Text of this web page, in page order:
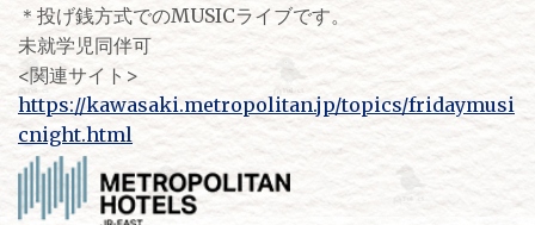
＊投げ銭方式でのMUSICライブです。
未就学児同伴可
<関連サイト>
https://kawasaki.metropolitan.jp/topics/fridaymusi
cnight.html